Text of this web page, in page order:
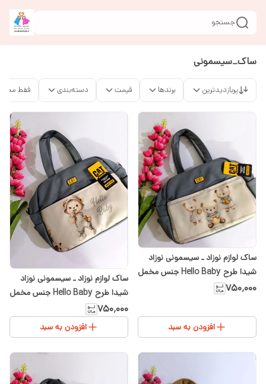
جستجو
ساک_سیسمونی
پربازدیدترین برندها قیمت دسته‌بندی فقط
ساک لوازم نوزاد ـ سیسمونی نوزاد
شیدا طرح Hello Baby جنس مخمل
رنگ طوسی
۷۵۰٬۰۰۰
افزودن به سبد
ساک لوازم نوزاد ـ سیسمونی نوزاد
شیدا طرح Hello Baby جنس مخمل
رنگ طوسی
۷۵۰٬۰۰۰
افزودن به سبد